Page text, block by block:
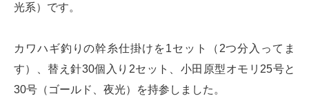
光系）です。
カワハギ釣りの幹糸仕掛けを1セット（2つ分入ってま
す）、替え針30個入り2セット、小田原型オモリ25号と
30号（ゴールド、夜光）を持参しました。